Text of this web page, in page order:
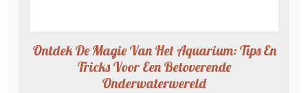
Ontdek De Magie Van Het Aquarium: Tips En
Tricks Voor Een Betoverende
Onderwaterwereld